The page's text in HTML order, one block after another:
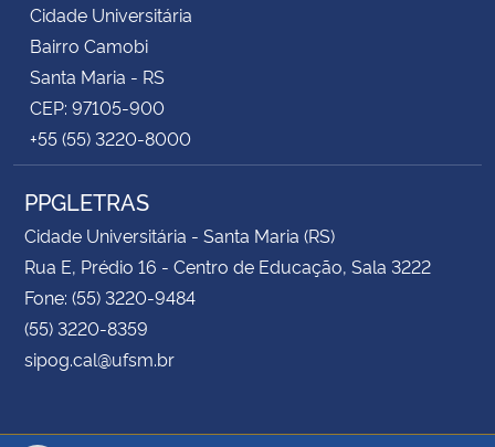
Cidade Universitária
Bairro Camobi
Santa Maria - RS
CEP: 97105-900
+55 (55) 3220-8000
PPGLETRAS
Cidade Universitária - Santa Maria (RS)
Rua E, Prédio 16 - Centro de Educação, Sala 3222
Fone: (55) 3220-9484
(55) 3220-8359
sipog.cal@ufsm.br